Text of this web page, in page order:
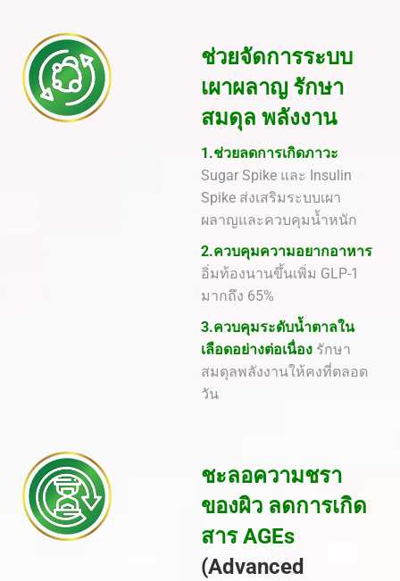
ช่วยจัดการระบบ
เผาผลาญ รักษา
สมดุล พลังงาน
1.ช่วยลดการเกิดภาวะ
Sugar Spike และ Insulin
Spike ส่งเสริมระบบเผา
ผลาญและควบคุมน้ำหนัก
2.ควบคุมความอยากอาหาร
อิ่มท้องนานขึ้นเพิ่ม GLP-1
มากถึง 65%
3.ควบคุมระดับน้ำตาลใน
เลือดอย่างต่อเนื่อง รักษา
สมดุลพลังงานให้คงที่ตลอด
วัน
ชะลอความชรา
ของผิว ลดการเกิด
สารAGEs
(Advanced